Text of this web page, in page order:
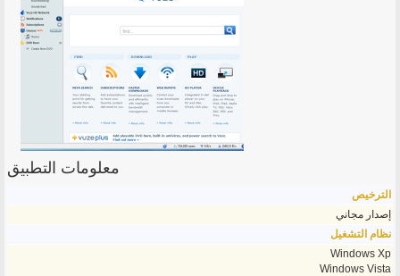
معلومات التطبيق
الترخيص
إصدار مجاني
نظام التشغيل
Windows Xp
Windows Vista